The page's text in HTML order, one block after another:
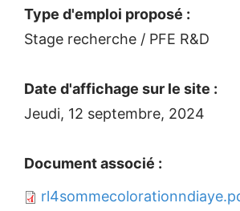
Type d'emploi proposé :
Stage recherche / PFE R&D
Date d'affichage sur le site :
Jeudi, 12 septembre, 2024
Document associé :